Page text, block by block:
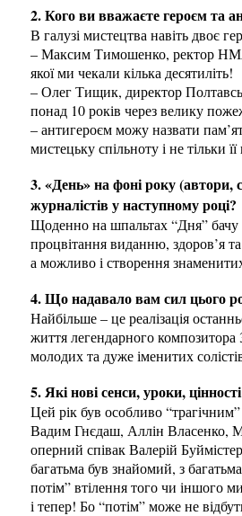
2. Кого ви вважаєте героєм та
В галузі мистецтва навіть двоє
– Максим Тимошенко, ректор НМАУ
якої ми чекали кілька десятиліть!
– Олег Тищик, директор
понад 10 років через велику
– антигероєм можу назвати
мистецьку спільноту і не тільки
3. «День» на фоні року (автори,
журналістів у наступному році?
Щоденно на шпальтах “Дня” бачу
процвітання виданню, здоров’я
а можливо і створення
4. Що надавало вам сил цього
Найбільше – це реалізація
життя легендарного композитора
молодих та дуже іменитих
5. Які нові сенси, уроки,
Цей рік був особливо
Вадим Гнєдаш, Аллін Власенко,
оперний співак Валерій
багатьма був знайомий, з
потім” втілення того чи іншого
і тепер! Бо “потім” може не